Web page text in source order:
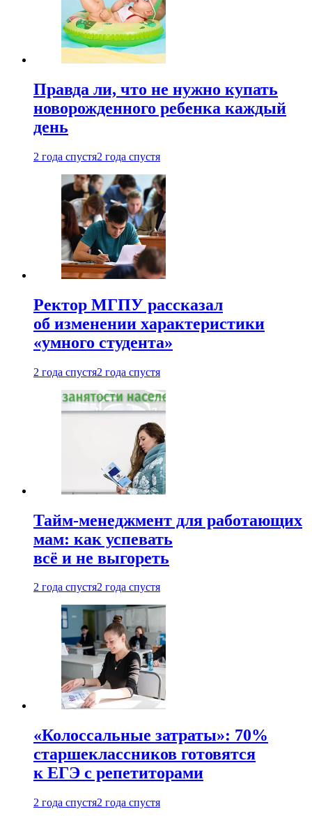
Правда ли, что не нужно купать
новорожденного ребенка каждый
день
2 года спустя2 года спустя
Ректор МГПУ рассказал
об изменении характеристики
«умного студента»
2 года спустя2 года спустя
Тайм-менеджмент для работающих
мам: как успевать
всё и не выгореть
2 года спустя2 года спустя
«Колоссальные затраты»: 70%
старшеклассников готовятся
к ЕГЭ с репетиторами
2 года спустя2 года спустя